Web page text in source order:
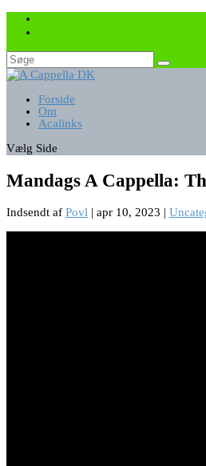
Forside
Om
Acalinks
Vælg Side
Mandags A Cappella:
Indsendt af Povl | apr 10, 2023 |